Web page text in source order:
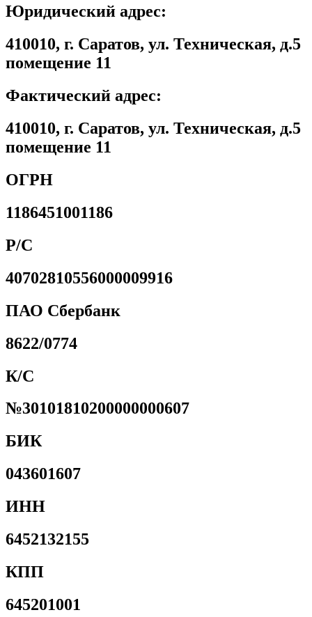
Юридический адрес:
410010, г. Саратов, ул. Техническая, д.5
помещение 11
Фактический адрес:
410010, г. Саратов, ул. Техническая, д.5
помещение 11
ОГРН
1186451001186
Р/С
40702810556000009916
ПАО Сбербанк
8622/0774
К/С
№30101810200000000607
БИК
043601607
ИНН
6452132155
КПП
645201001